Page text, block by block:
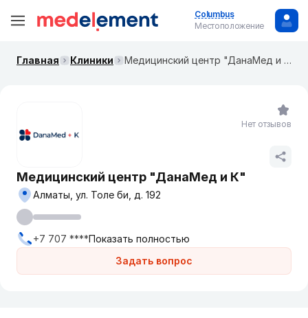
Columbus
Местоположение
Главная Клиники Медицинский центр "ДанаМед и К"
Медицинский центр "ДанаМед и К"
Задать вопрос
Алматы, ул. Толе би, д. 192
+7 707 ****Показать полностью
Нет отзывов